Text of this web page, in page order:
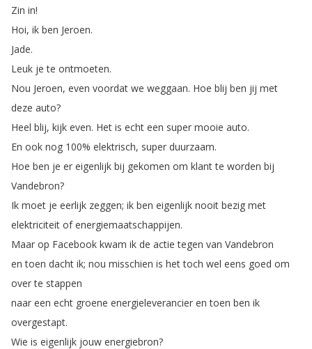
Zin in!
Hoi, ik ben Jeroen.
Jade.
Leuk je te ontmoeten.
Nou Jeroen, even voordat we weggaan. Hoe blij ben jij met
deze auto?
Heel blij, kijk even. Het is echt een super mooie auto.
En ook nog 100% elektrisch, super duurzaam.
Hoe ben je er eigenlijk bij gekomen om klant te worden bij
Vandebron?
Ik moet je eerlijk zeggen; ik ben eigenlijk nooit bezig met
elektriciteit of energiemaatschappijen.
Maar op Facebook kwam ik de actie tegen van Vandebron
en toen dacht ik; nou misschien is het toch wel eens goed om
over te stappen
naar een echt groene energieleverancier en toen ben ik
overgestapt.
Wie is eigenlijk jouw energiebron?